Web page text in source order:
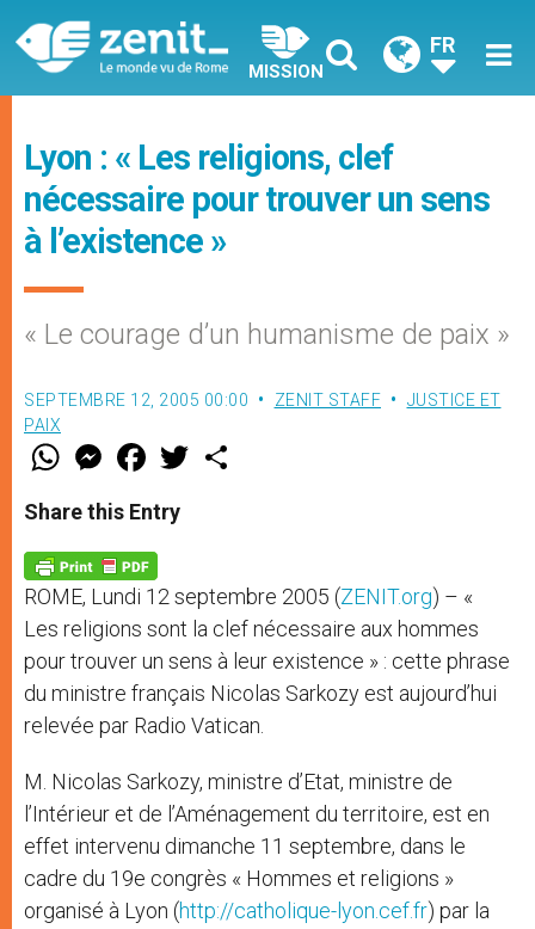
MISSION
FR
Lyon : « Les religions, clef
nécessaire pour trouver un sens
à l’existence »
« Le courage d’un humanisme de paix »
SEPTEMBRE 12, 2005 00:00 ZENIT STAFF
JUSTICE ET
PAIX
W
t
s
p
p
M
e
s
e
g
e
r
F
a
e
b
o
k
w
Share this Entry
ROME, Lundi 12 septembre 2005 (ZENIT.org) – «
Les religions sont la clef nécessaire aux hommes
pour trouver un sens à leur existence » : cette phrase
du ministre français Nicolas Sarkozy est aujourd’hui
relevée par Radio Vatican.
M. Nicolas Sarkozy, ministre d’Etat, ministre de
l’Intérieur et de l’Aménagement du territoire, est en
effet intervenu dimanche 11 septembre, dans le
cadre du 19e congrès « Hommes et religions »
organisé à Lyon (http://catholique-lyon.cef.fr) par la